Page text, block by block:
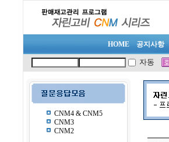
HOME 공지사항
자동
CNM4 & CNM5
CNM3
CNM2